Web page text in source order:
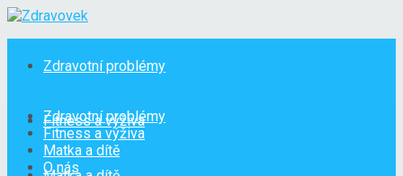
Zdravotní problémy
Fitness a výživa
Zdravotní problémy
Fitness a výživa
Matka a dítě
O nás